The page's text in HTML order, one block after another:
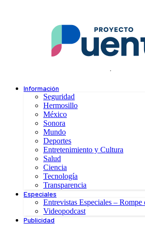
.
Información
Seguridad
Hermosillo
México
Sonora
Mundo
Deportes
Entretenimiento y Cultura
Salud
Ciencia
Tecnología
Transparencia
Especiales
Entrevistas Especiales – Rompe
Videopodcast
Publicidad